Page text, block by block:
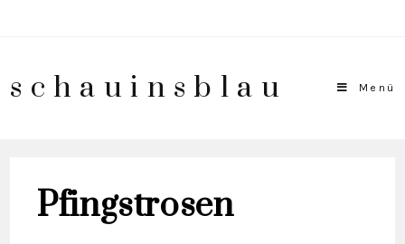
schauinsblau Menü
Pfingstrosen